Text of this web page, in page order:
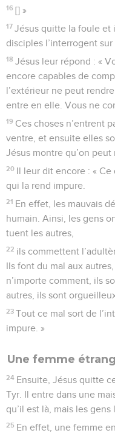
16 [] »
17 Jésus quitte la foule et
disciples l’interrogent
18 Jésus leur répond : «
encore capables de
l’extérieur ne peut
entre en elle. Vous ne
19 Ces choses n’entrent
ventre, et ensuite elles
Jésus montre qu’on peut
20 Il leur dit encore : « Ce
qui la rend impure.
21 En effet, les mauvais
humain. Ainsi, les gens
tuent les autres,
22 ils commettent
Ils font du mal aux
n’importe comment, ils
autres, ils sont
23 Tout ce mal sort de
impure. »
Une femme
24 Ensuite, Jésus quitte
Tyr. Il entre dans une
qu’il est là, mais les gens
25 En effet, une femme